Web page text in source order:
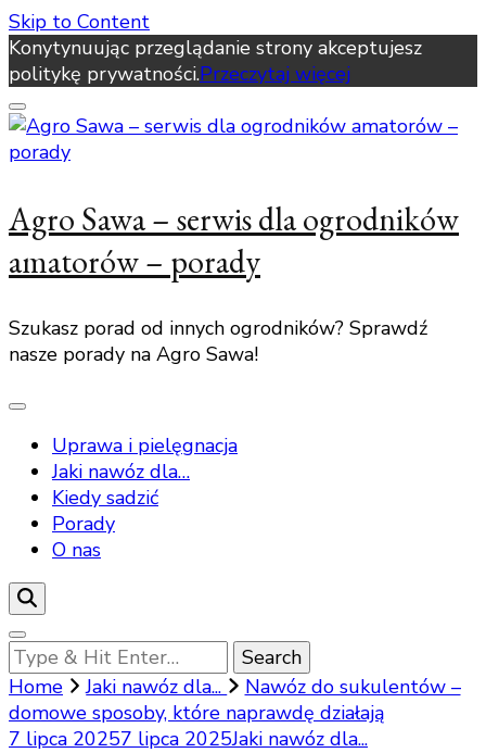
Skip to Content
Konytynuując przeglądanie strony akceptujesz
politykę prywatności.Przeczytaj więcej
Agro Sawa – serwis dla ogrodników
amatorów – porady
Szukasz porad od innych ogrodników? Sprawdź
nasze porady na Agro Sawa!
Uprawa i pielęgnacja
Jaki nawóz dla…
Kiedy sadzić
Porady
O nas
Looking
for
Something?
Home Jaki nawóz dla...
Nawóz do sukulentów –
domowe sposoby, które naprawdę działają
7 lipca 20257 lipca 2025Jaki nawóz dla...